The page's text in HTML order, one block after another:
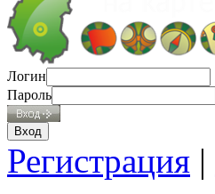
Логин
Пароль
Регистрация |